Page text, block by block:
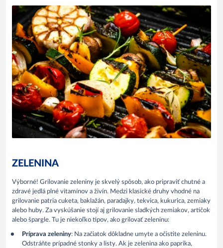
ZELENINA
Výborné! Grilovanie zeleniny je skvelý spôsob, ako pripraviť chutné a
zdravé jedlá plné vitamínov a živín. Medzi klasické druhy vhodné na
grilovanie patria cuketa, baklažán, paradajky, tekvica, kukurica, zemiaky
alebo huby. Za vyskúšanie stojí aj grilovanie sladkých zemiakov, artičok
alebo špargle. Tu je niekoľko tipov, ako grilovať zeleninu:
Príprava zeleniny: Na začiatok dôkladne umyte a očistite zeleninu.
Odstráňte prípadné stonky a listy. Ak je zelenina ako paprika,